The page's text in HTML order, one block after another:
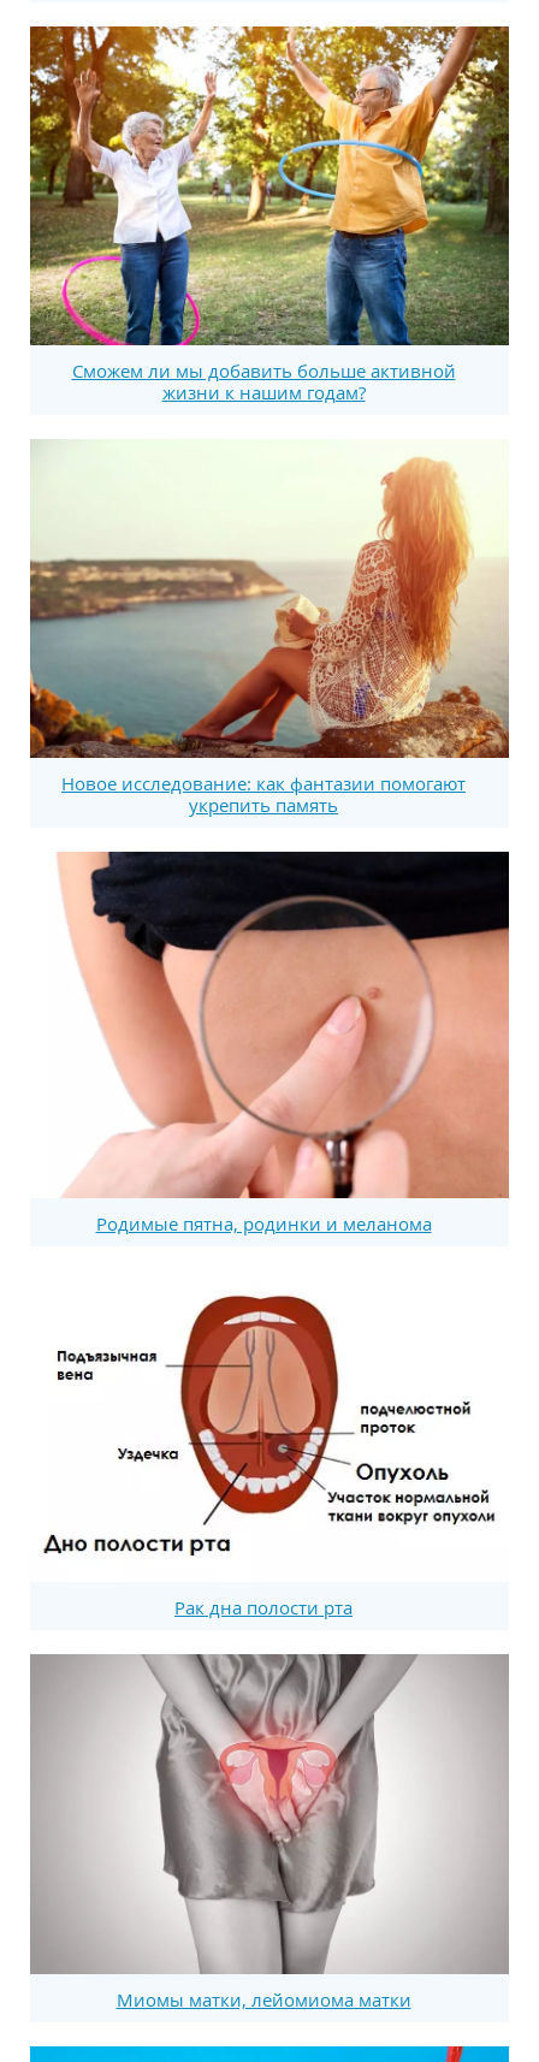
Сможем ли мы добавить больше активной
жизни к нашим годам?
Новое исследование: как фантазии помогают
укрепить память
Родимые пятна, родинки и меланома
Рак дна полости рта
Миомы матки, лейомиома матки